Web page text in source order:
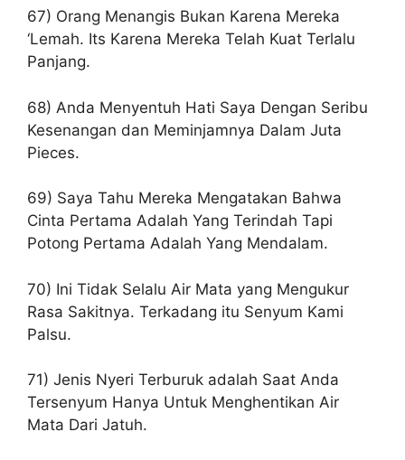
67) Orang Menangis Bukan Karena Mereka
‘Lemah. Its Karena Mereka Telah Kuat Terlalu
Panjang.
68) Anda Menyentuh Hati Saya Dengan Seribu
Kesenangan dan Meminjamnya Dalam Juta
Pieces.
69) Saya Tahu Mereka Mengatakan Bahwa
Cinta Pertama Adalah Yang Terindah Tapi
Potong Pertama Adalah Yang Mendalam.
70) Ini Tidak Selalu Air Mata yang Mengukur
Rasa Sakitnya. Terkadang itu Senyum Kami
Palsu.
71) Jenis Nyeri Terburuk adalah Saat Anda
Tersenyum Hanya Untuk Menghentikan Air
Mata Dari Jatuh.